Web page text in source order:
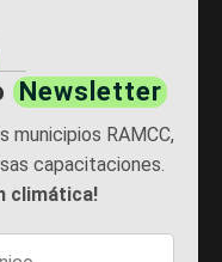
Newsletter
municipios RAMCC,
capacitaciones.
climática!